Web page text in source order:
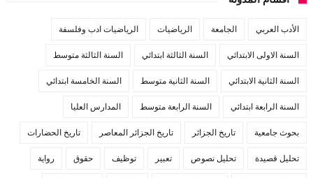
الأدب العربي الجامعة الرياضيات الرياضيات ادب وفلسفة
السنة الاولى الابتدائي السنة الثالثة ابتدائي السنة الثالثة متوسط
السنة الثانية الابتدائي السنة الثانية متوسط السنة الخامسة ابتدائي
السنة الرابعة ابتدائي السنة الرابعة متوسط المدارس العليا
بحوث جامعية تاريخ الجزائر تاريخ الجزائر المعاصر تاريخ الحضارات
تحليل قصيدة تحليل نصوص تعبير توظيف حقوق رواية